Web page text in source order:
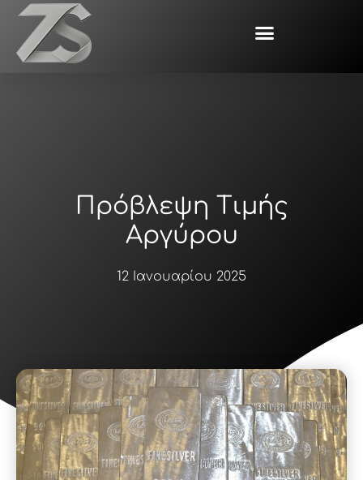
Μετάβαση
περιεχόμενο
Πρόβλεψη Τιμής
Αργύρου
12 Ιανουαρίου 2025